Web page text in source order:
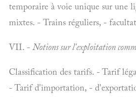
temporaire à voie unique sur une
mixtes. - Trains réguliers, -
VII. -Notions sur l'exploitation
Classification des tarifs. - Tarif
- Tarif d'importation, -